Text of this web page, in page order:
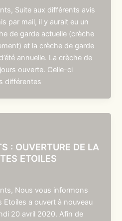
Suite aux différents avis
par mail, il y aurait eu un
de garde actuelle (crèche
et la crèche de garde
annuelle. La crèche de
ouverte. Celle-ci
différentes
: OUVERTURE DE LA
ETOILES
Nous vous informons
Etoiles a ouvert à nouveau
20 avril 2020. Afin de